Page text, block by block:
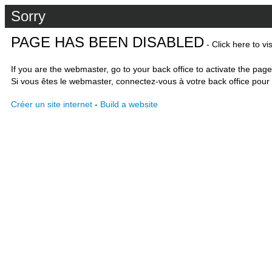
Sorry
PAGE HAS BEEN DISABLED - Click here to
If you are the webmaster, go to your back office to activate the
Si vous êtes le webmaster, connectez-vous à votre back office
Créer un site internet - Build a website